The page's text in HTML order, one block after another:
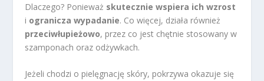
Dlaczego? Ponieważ skutecznie wspiera ich wzrost
i ogranicza wypadanie. Co więcej, działa również
przeciwłupieżowo, przez co jest chętnie stosowany w
szamponach oraz odżywkach.
Jeżeli chodzi o pielęgnację skóry, pokrzywa okazuje się